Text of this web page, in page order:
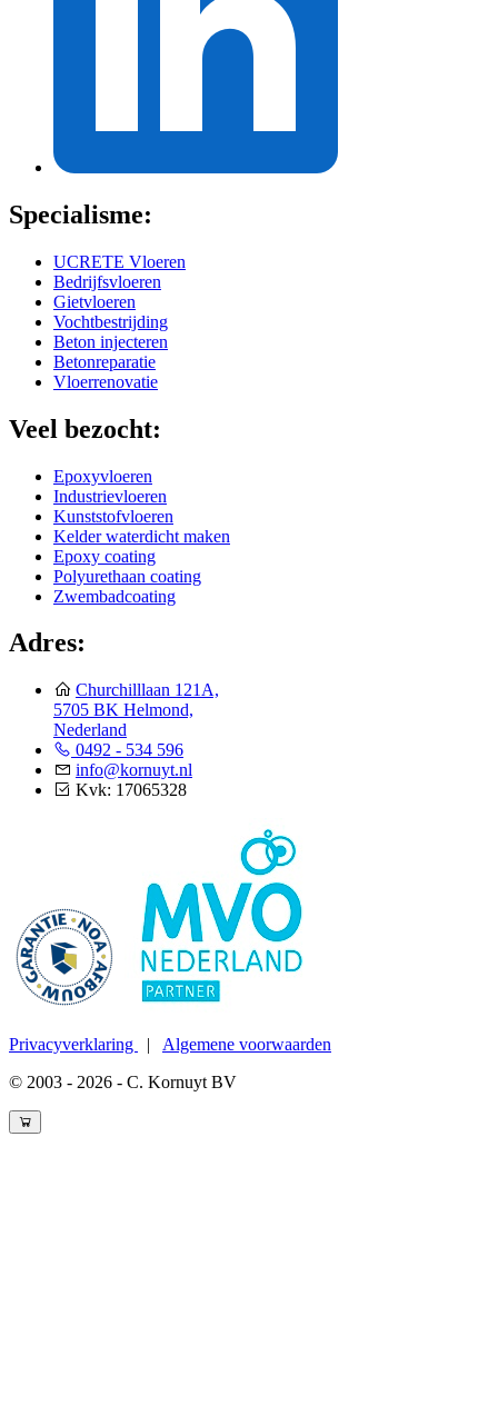
Specialisme:
UCRETE Vloeren
Bedrijfsvloeren
Gietvloeren
Vochtbestrijding
Beton injecteren
Betonreparatie
Vloerrenovatie
Veel bezocht:
Epoxyvloeren
Industrievloeren
Kunststofvloeren
Kelder waterdicht maken
Epoxy coating
Polyurethaan coating
Zwembadcoating
Adres:
Churchilllaan 121A,
5705 BK Helmond,
Nederland
0492 - 534 596
info@kornuyt.nl
Kvk: 17065328
Privacyverklaring | Algemene voorwaarden
© 2003 - 2026 - C. Kornuyt BV